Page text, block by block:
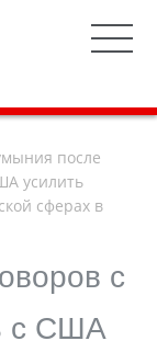
после
усилить
сферах в
с
с США